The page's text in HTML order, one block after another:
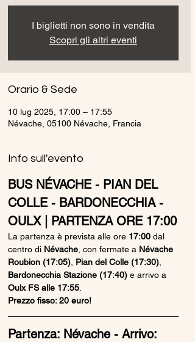
I biglietti non sono in vendita
Scopri gli altri eventi
Orario & Sede
10 lug 2025, 17:00 – 17:55
Névache, 05100 Névache, Francia
Info sull'evento
BUS NÉVACHE - PIAN DEL
COLLE - BARDONECCHIA -
OULX | PARTENZA ORE 17:00
La partenza è prevista alle ore 17:00 dal
centro di Névache , con fermate a Névache
Roubion (17:05) Pian del Colle (17:30)
Bardonecchia Stazione (17:40) e arrivo a
Oulx FS alle 17:55
Prezzo fisso: 20 euro!
Partenza: Névache - Arrivo: